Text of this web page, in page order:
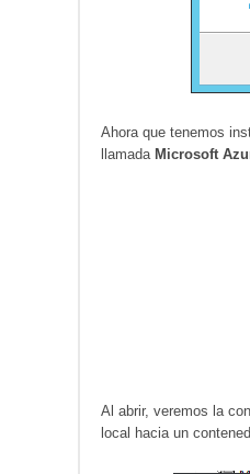
Ahora que tenemos
llamada Microsoft
Al abrir, veremos la
local hacia un